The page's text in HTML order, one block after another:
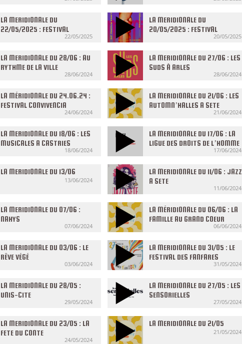
LA MERIDIONALE DU
22/05/2025 : FESTIVAL
PRINTEMPS DES COMÉDIENS
22/05/2025
LA MERIDIONALE DU
20/05/2025 : FESTIVAL
CÉVENNES
20/05/2025
LA MERIDIONALE DU 28/06 : AU
RYTHME DE LA VILLE
28/06/2024
LA MERIDIONALE DU 27/06 : LES
SUDS À ARLES
28/06/2024
LA MÉRIDIONALE DU 24.06.24 :
FESTIVAL CONVIVENCIA
24/06/2024
LA MERIDIONALE DU 21/06 : LES
AUTOMN’HALLES A SETE
21/06/2024
LA MERIDIONALE DU 18/06 : LES
MUSICALES A CASTRIES
18/06/2024
LA MERIDIONALE DU 17/06 : LA
LIGUE DES DROITS DE L’HOMME
17/06/2024
LA MERIDIONALE DU 13/06
13/06/2024
LA MERIDIONALE DU 11/06 : JAZZ
A SETE
11/06/2024
LA MERIDIONALE DU 07/06 :
NAHYS
07/06/2024
LA MÉRIDIONALE DU 06/06 : LA
FAMILLE AU GRAND COEUR
06/06/2024
LA MERIDIONALE DU 03/06 : LE
RÊVE VÉGÉ
03/06/2024
LA MERIDIONALE DU 31/05 : LE
FESTIVAL DES FANFARES
31/05/2024
LA MERIDIONALE DU 28/05 :
UNIS-CITE
29/05/2024
LA MERIDIONALE DU 27/05 : LES
SENSORIELLES
27/05/2024
LA MERIDIONALE DU 23/05 : LA
FETE DU CONTE
24/05/2024
LA MERIDIONALE DU 21/05
21/05/2024